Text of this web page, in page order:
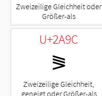
Zweizeilige Gleichheit oder
Größer-als
U+2A9C
⪜
Zweizeilige Gleichheit,
geneigt oder Größer-als